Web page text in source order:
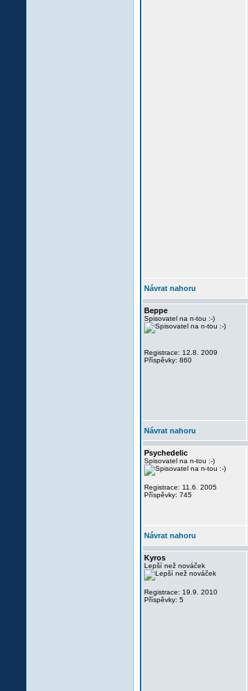
Návrat nahoru
Beppe
Spisovatel na n-tou :-)
Registrace: 12.8. 2009
Příspěvky: 860
Návrat nahoru
Psychedelic
Spisovatel na n-tou :-)
Registrace: 11.6. 2005
Příspěvky: 745
Návrat nahoru
Kyros
Lepší než nováček
Registrace: 19.9. 2010
Příspěvky: 5